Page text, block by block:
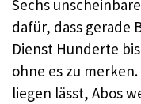
Sechs
dafür, dass gerade
Dienst Hunderte
ohne es zu
liegen lässt, Abos